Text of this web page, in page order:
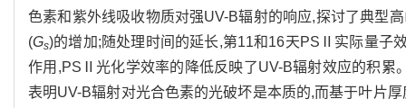
色素和紫外线吸收物质对强UV-B辐射的响应,探讨了典型
(Gs)的增加;随处理时间的延长,第11和16天PSⅡ实际量子
作用,PSⅡ光化学效率的降低反映了UV-B辐射效应的积累
表明UV-B辐射对光合色素的光破坏是本质的,而基于叶片